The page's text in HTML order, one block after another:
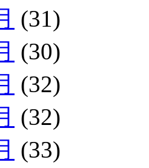
(31)
(30)
(32)
(32)
(33)